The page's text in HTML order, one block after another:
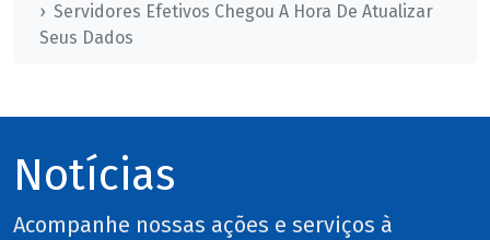
Servidores Efetivos Chegou A Hora De Atualizar
Seus Dados
Notícias
Acompanhe nossas ações e serviços à